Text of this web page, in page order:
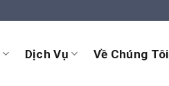
Dịch Vụ Về Chúng Tôi